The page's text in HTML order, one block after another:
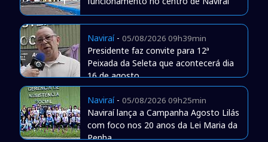
Naviraí- 05/08/2026 09h39min
Presidente faz convite para 12ª
Peixada da Seleta que acontecerá dia
16 de agosto
Naviraí- 05/08/2026 09h25min
Naviraí lança a Campanha Agosto Lilás
com foco nos 20 anos da Lei Maria da
Penha